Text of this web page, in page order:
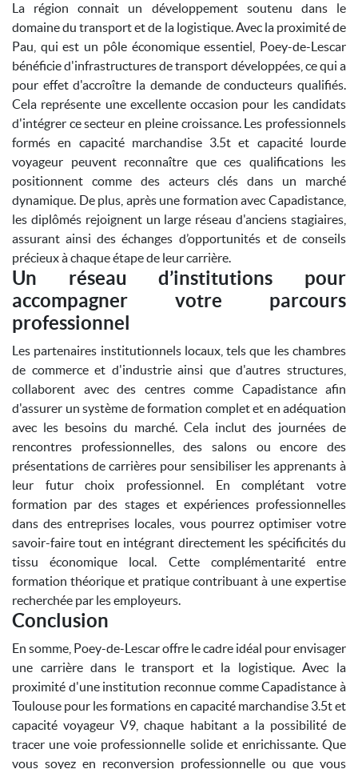
La région connait un développement soutenu dans le
domaine du transport et de la logistique. Avec la proximité de
Pau, qui est un pôle économique essentiel, Poey-de-Lescar
bénéficie d'infrastructures de transport développées, ce qui a
pour effet d'accroître la demande de conducteurs qualifiés.
Cela représente une excellente occasion pour les candidats
d'intégrer ce secteur en pleine croissance. Les professionnels
formés en capacité marchandise 3.5t et capacité lourde
voyageur peuvent reconnaître que ces qualifications les
positionnent comme des acteurs clés dans un marché
dynamique. De plus, après une formation avec Capadistance,
les diplômés rejoignent un large réseau d'anciens stagiaires,
assurant ainsi des échanges d’opportunités et de conseils
précieux à chaque étape de leur carrière.
Un réseau d’institutions pour
accompagner votre parcours
professionnel
Les partenaires institutionnels locaux, tels que les chambres
de commerce et d'industrie ainsi que d'autres structures,
collaborent avec des centres comme Capadistance afin
d'assurer un système de formation complet et en adéquation
avec les besoins du marché. Cela inclut des journées de
rencontres professionnelles, des salons ou encore des
présentations de carrières pour sensibiliser les apprenants à
leur futur choix professionnel. En complétant votre
formation par des stages et expériences professionnelles
dans des entreprises locales, vous pourrez optimiser votre
savoir-faire tout en intégrant directement les spécificités du
tissu économique local. Cette complémentarité entre
formation théorique et pratique contribuant à une expertise
recherchée par les employeurs.
Conclusion
En somme, Poey-de-Lescar offre le cadre idéal pour envisager
une carrière dans le transport et la logistique. Avec la
proximité d'une institution reconnue comme Capadistance à
Toulouse pour les formations en capacité marchandise 3.5t et
capacité voyageur V9, chaque habitant a la possibilité de
tracer une voie professionnelle solide et enrichissante. Que
vous soyez en reconversion professionnelle ou que vous